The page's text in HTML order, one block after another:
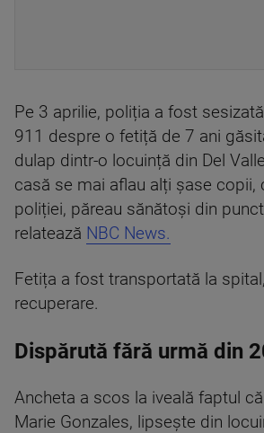
Pe 3 aprilie, poliția a fost
911 despre o fetiță de 7 ani
dulap dintr-o locuință din Del
casă se mai aflau alți șase copii,
poliției, păreau sănătoși din
relatează NBC News.
Fetița a fost transportată la
recuperare.
Dispărută fără urmă din
Ancheta a scos la iveală faptul
Marie Gonzales, lipsește din